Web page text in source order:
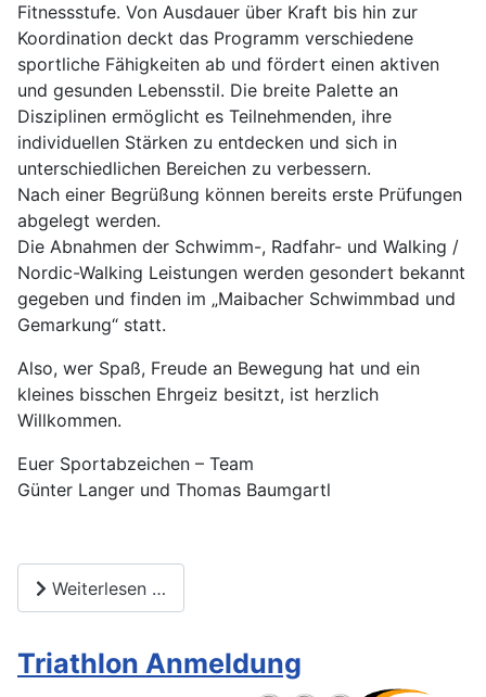
Fitnessstufe. Von Ausdauer über Kraft bis hin zur
Koordination deckt das Programm verschiedene
sportliche Fähigkeiten ab und fördert einen aktiven
und gesunden Lebensstil. Die breite Palette an
Disziplinen ermöglicht es Teilnehmenden, ihre
individuellen Stärken zu entdecken und sich in
unterschiedlichen Bereichen zu verbessern.
Nach einer Begrüßung können bereits erste Prüfungen
abgelegt werden.
Die Abnahmen der Schwimm-, Radfahr- und Walking /
Nordic-Walking Leistungen werden gesondert bekannt
gegeben und finden im „Maibacher Schwimmbad und
Gemarkung“ statt.
Also, wer Spaß, Freude an Bewegung hat und ein
kleines bisschen Ehrgeiz besitzt, ist herzlich
Willkommen.
Euer Sportabzeichen – Team
Günter Langer und Thomas Baumgartl
Weiterlesen …
Triathlon Anmeldung